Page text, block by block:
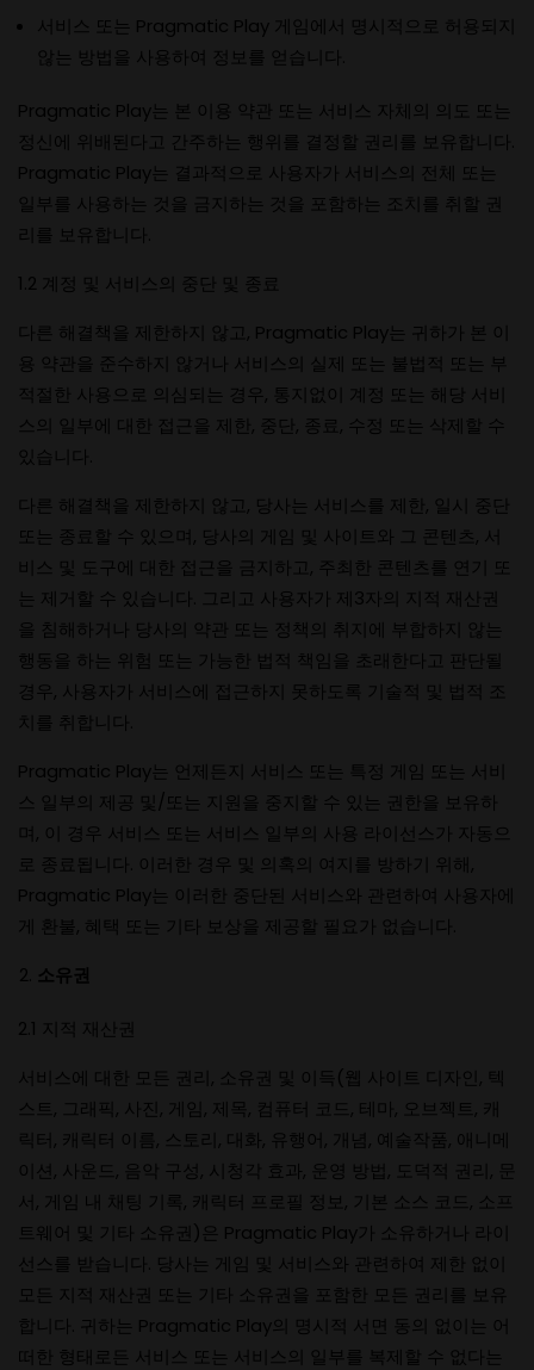
서비스 또는 Pragmatic Play 게임에서 명시적으로 허용되지
않는 방법을 사용하여 정보를 얻습니다.
Pragmatic Play는 본 이용 약관 또는 서비스 자체의 의도 또는
정신에 위배된다고 간주하는 행위를 결정할 권리를 보유합니다.
Pragmatic Play는 결과적으로 사용자가 서비스의 전체 또는
일부를 사용하는 것을 금지하는 것을 포함하는 조치를 취할 권
리를 보유합니다.
1.2 계정 및 서비스의 중단 및 종료
다른 해결책을 제한하지 않고, Pragmatic Play는 귀하가 본 이
용 약관을 준수하지 않거나 서비스의 실제 또는 불법적 또는 부
적절한 사용으로 의심되는 경우, 통지없이 계정 또는 해당 서비
스의 일부에 대한 접근을 제한, 중단, 종료, 수정 또는 삭제할 수
있습니다.
다른 해결책을 제한하지 않고, 당사는 서비스를 제한, 일시 중단
또는 종료할 수 있으며, 당사의 게임 및 사이트와 그 콘텐츠, 서
비스 및 도구에 대한 접근을 금지하고, 주최한 콘텐츠를 연기 또
는 제거할 수 있습니다. 그리고 사용자가 제3자의 지적 재산권
을 침해하거나 당사의 약관 또는 정책의 취지에 부합하지 않는
행동을 하는 위험 또는 가능한 법적 책임을 초래한다고 판단될
경우, 사용자가 서비스에 접근하지 못하도록 기술적 및 법적 조
치를 취합니다.
Pragmatic Play는 언제든지 서비스 또는 특정 게임 또는 서비
스 일부의 제공 및/또는 지원을 중지할 수 있는 권한을 보유하
며, 이 경우 서비스 또는 서비스 일부의 사용 라이선스가 자동으
로 종료됩니다. 이러한 경우 및 의혹의 여지를 방하기 위해,
Pragmatic Play는 이러한 중단된 서비스와 관련하여 사용자에
게 환불, 혜택 또는 기타 보상을 제공할 필요가 없습니다.
소유권
2.1 지적 재산권
서비스에 대한 모든 권리, 소유권 및 이득(웹 사이트 디자인, 텍
스트, 그래픽, 사진, 게임, 제목, 컴퓨터 코드, 테마, 오브젝트, 캐
릭터, 캐릭터 이름, 스토리, 대화, 유행어, 개념, 예술작품, 애니메
이션, 사운드, 음악 구성, 시청각 효과, 운영 방법, 도덕적 권리, 문
서, 게임 내 채팅 기록, 캐릭터 프로필 정보, 기본 소스 코드, 소프
트웨어 및 기타 소유권)은 Pragmatic Play가 소유하거나 라이
선스를 받습니다. 당사는 게임 및 서비스와 관련하여 제한 없이
모든 지적 재산권 또는 기타 소유권을 포함한 모든 권리를 보유
합니다. 귀하는 Pragmatic Play의 명시적 서면 동의 없이는 어
떠한 형태로든 서비스 또는 서비스의 일부를 복제할 수 없다는